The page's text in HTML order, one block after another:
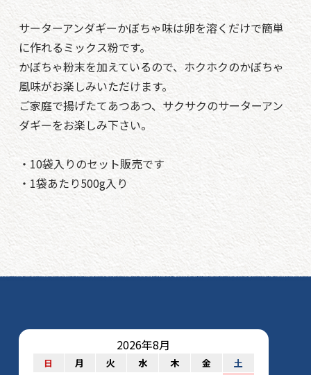
サーターアンダギーかぼちゃ味は卵を溶くだけで簡単
に作れるミックス粉です。
かぼちゃ粉末を加えているので、ホクホクのかぼちゃ
風味がお楽しみいただけます。
ご家庭で揚げたてあつあつ、サクサクのサーターアン
ダギーをお楽しみ下さい。
・10袋入りのセット販売です
・1袋あたり500g入り
2026年8月
日 月 火 水 木 金 土